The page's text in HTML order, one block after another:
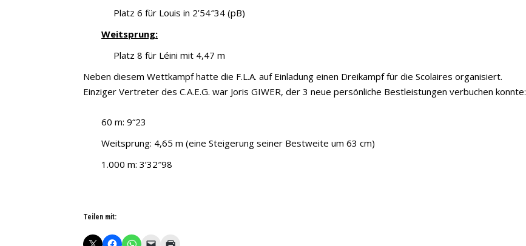
Platz 6 für Louis in 2’54″34 (pB)
Weitsprung:
Platz 8 für Léini mit 4,47 m
Neben diesem Wettkampf hatte die F.L.A. auf Einladung einen Dreikampf für die Scolaires organisiert.
Einziger Vertreter des C.A.E.G. war Joris GIWER, der 3 neue persönliche Bestleistungen verbuchen konnte:
60 m: 9“23
Weitsprung: 4,65 m (eine Steigerung seiner Bestweite um 63 cm)
1.000 m: 3’32″98
Teilen mit: